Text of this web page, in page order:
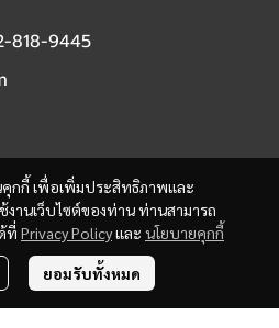
คุกกี้ เพื่อเพิ่มประสิทธิภาพและ
านเว็บไซต์ของท่าน ท่านสามารถ
ที่ Privacy Policyและ นโยบายคุกกี้
ยอมรับทั้งหมด
818-9445